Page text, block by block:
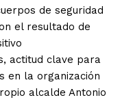
de seguridad
el resultado de
actitud clave para
en la organización
alcalde Antonio